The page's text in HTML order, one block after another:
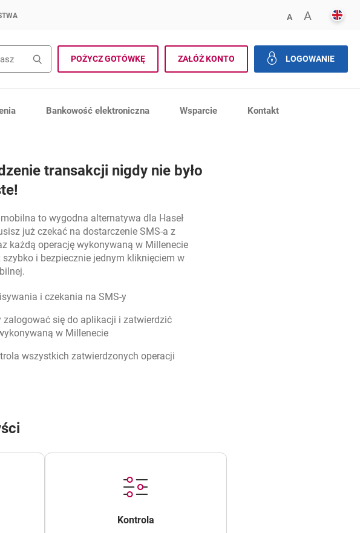
AZMNIEJSZ FONT
A
Wyszukaj
POŻYCZ GOTÓWKĘ ZAŁÓŻ KONTO LOGOWANIE
Bankowość elektroniczna Wsparcie Kontakt
transakcji nigdy nie było
to wygodna alternatywa dla Haseł
już czekać na dostarczenie SMS-a z
każdą operację wykonywaną w Millenecie
i bezpiecznie jednym kliknięciem w
i czekania na SMS-y
zalogować się do aplikacji i zatwierdzić
w Millenecie
wszystkich zatwierdzonych operacji
Kontrola